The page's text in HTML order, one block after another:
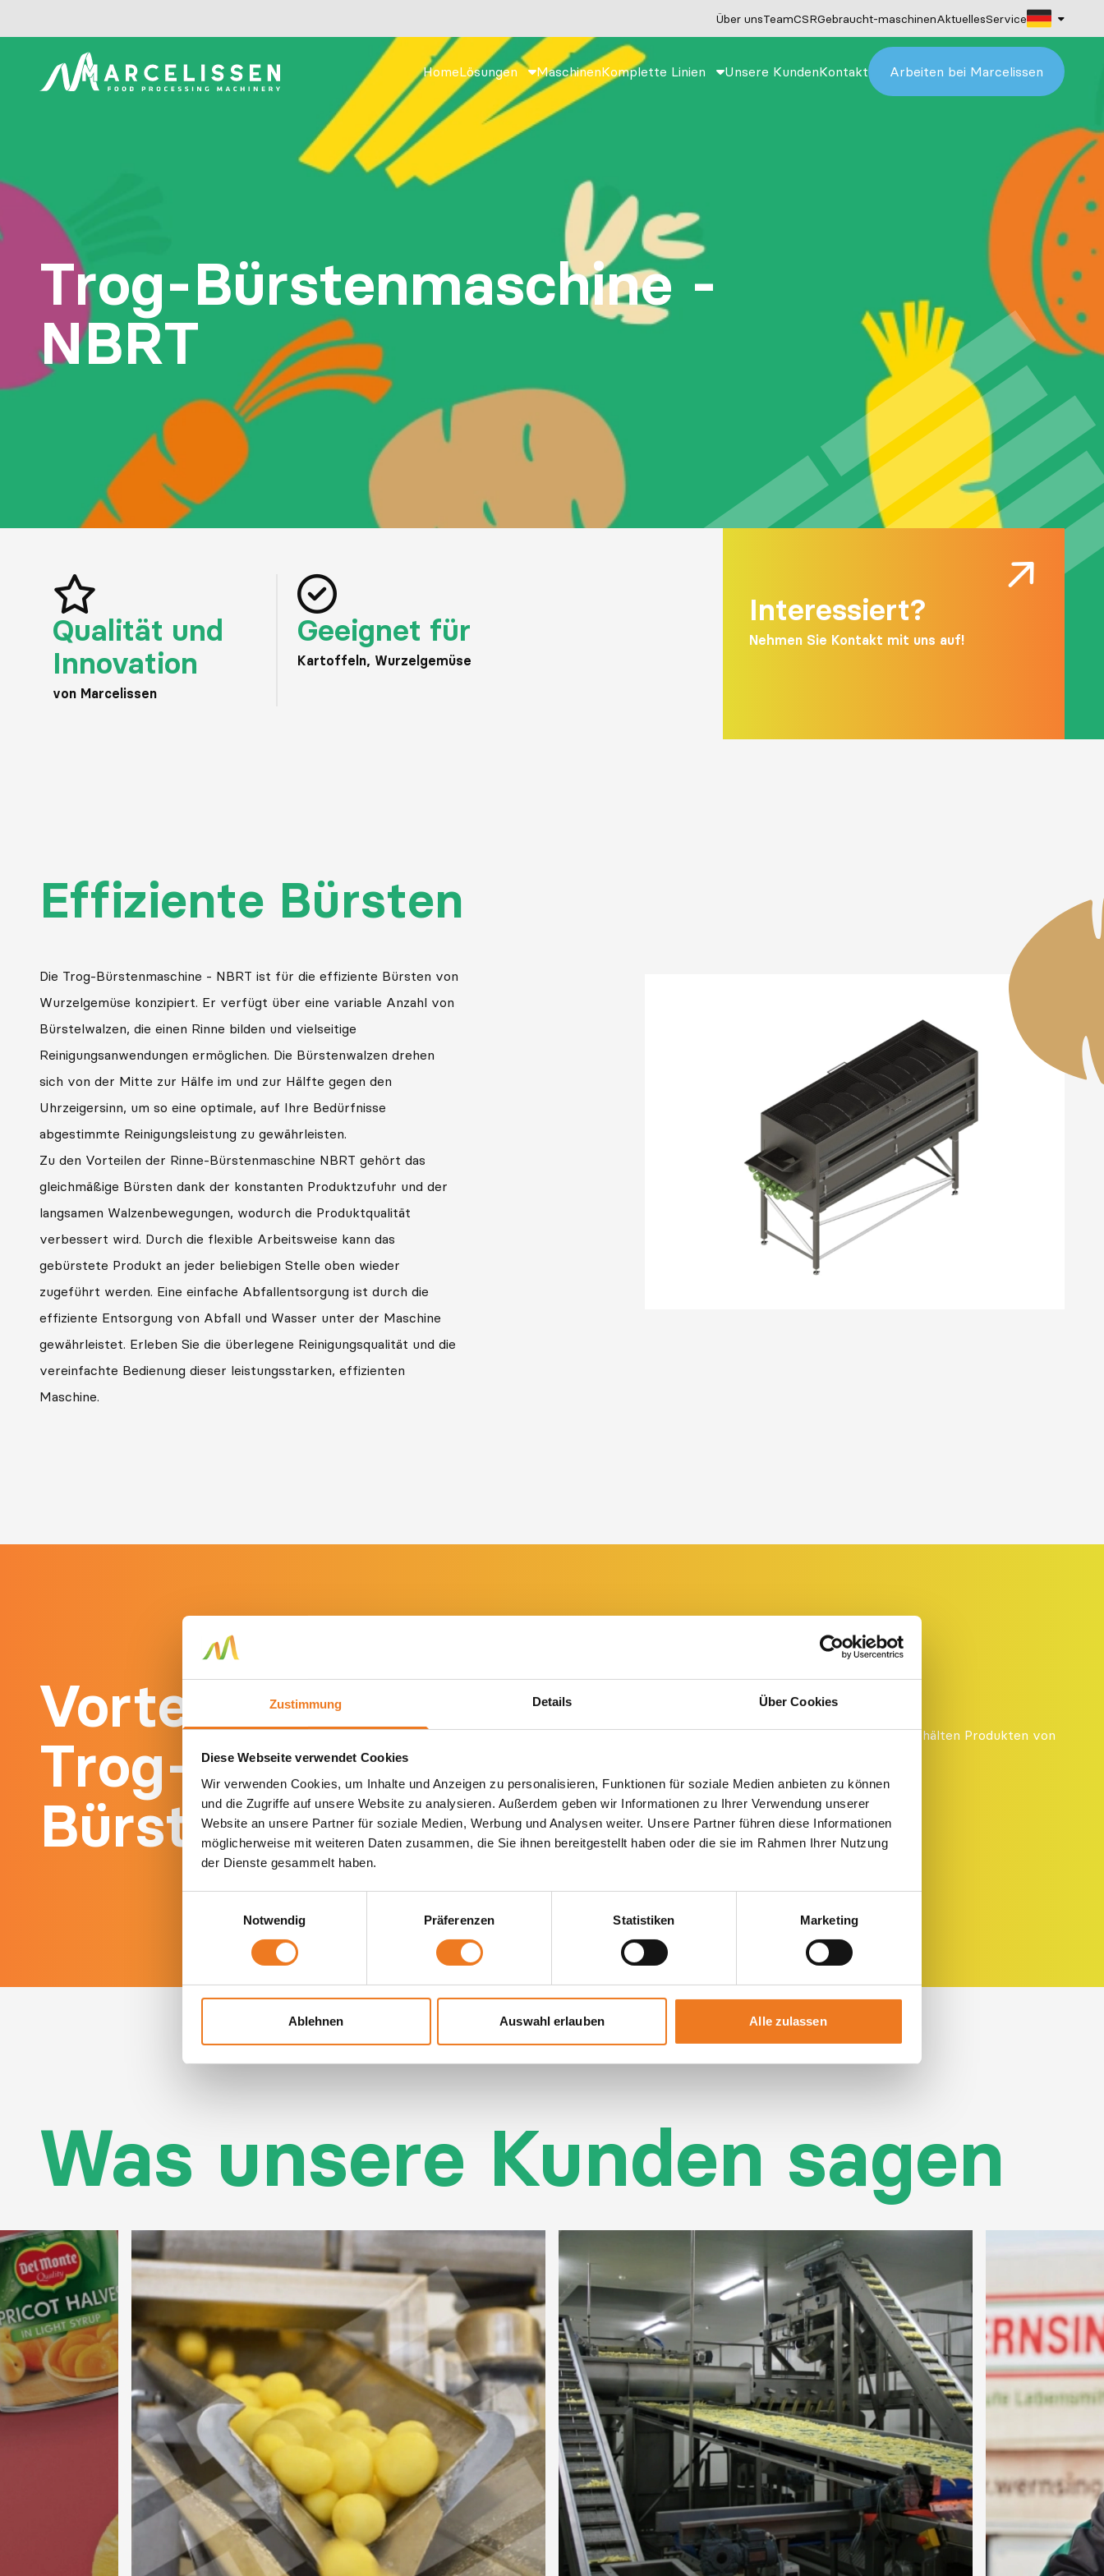
Zustimmung Details Über Cookies
Diese Webseite verwendet Cookies
Wir verwenden Cookies, um Inhalte und Anzeigen zu personalisieren, Funktionen für soziale Medien anbieten zu können
und die Zugriffe auf unsere Website zu analysieren. Außerdem geben wir Informationen zu Ihrer Verwendung unserer
Website an unsere Partner für soziale Medien, Werbung und Analysen weiter. Unsere Partner führen diese Informationen
möglicherweise mit weiteren Daten zusammen, die Sie ihnen bereitgestellt haben oder die sie im Rahmen Ihrer Nutzung
der Dienste gesammelt haben.
Notwendig
Präferenzen Statistiken Marketing
Ablehnen Auswahl erlauben Alle zulassen
Über unsTeamCSRGebraucht-maschinenAktuellesService
HomeLösungen MaschinenKomplette Linien Unsere KundenKontakt Arbeiten bei Marcelissen
Trog-Bürstenmaschine -
NBRT
Qualität und
Innovation
von Marcelissen
Geeignet für
Kartoffeln, Wurzelgemüse
Interessiert?
Nehmen Sie Kontakt mit uns auf!
Effiziente Bürsten
Die Trog-Bürstenmaschine - NBRT ist für die effiziente Bürsten von
Wurzelgemüse konzipiert. Er verfügt über eine variable Anzahl von
Bürstelwalzen, die einen Rinne bilden und vielseitige
Reinigungsanwendungen ermöglichen. Die Bürstenwalzen drehen
sich von der Mitte zur Hälfe im und zur Hälfte gegen den
Uhrzeigersinn, um so eine optimale, auf Ihre Bedürfnisse
abgestimmte Reinigungsleistung zu gewährleisten.
Zu den Vorteilen der Rinne-Bürstenmaschine NBRT gehört das
gleichmäßige Bürsten dank der konstanten Produktzufuhr und der
langsamen Walzenbewegungen, wodurch die Produktqualität
verbessert wird. Durch die flexible Arbeitsweise kann das
gebürstete Produkt an jeder beliebigen Stelle oben wieder
zugeführt werden. Eine einfache Abfallentsorgung ist durch die
effiziente Entsorgung von Abfall und Wasser unter der Maschine
gewährleistet. Erleben Sie die überlegene Reinigungsqualität und die
vereinfachte Bedienung dieser leistungsstarken, effizienten
Maschine.
Vorteile unseres
Trog-
Bürstenmaschines
gleichmäßige Bürsten für verbesserte Produktqualität
flexible Bedienung ermöglicht die Nachspeisung von geschälten Produkten von
einfache Entsorgung von Abfall und Wasser
robuste und wartungsarme Konstruktion
Was unsere Kunden sagen